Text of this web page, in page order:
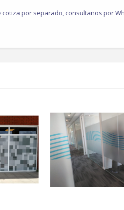
por separado, consultanos por